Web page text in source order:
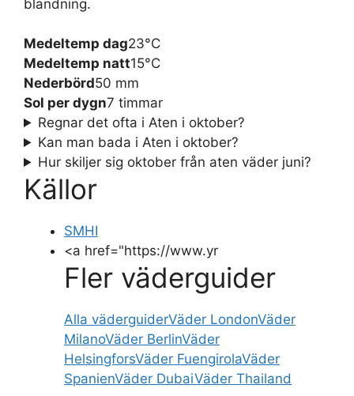
blandning.
Medeltemp dag23°C
Medeltemp natt15°C
Nederbörd50 mm
Sol per dygn7 timmar
Regnar det ofta i Aten i oktober?
Kan man bada i Aten i oktober?
Hur skiljer sig oktober från aten väder juni?
Källor
SMHI
<a href="https://www.yr
Fler väderguider
Alla väderguiderVäder LondonVäder
MilanoVäder BerlinVäder
HelsingforsVäder FuengirolaVäder
SpanienVäder DubaiVäder Thailand